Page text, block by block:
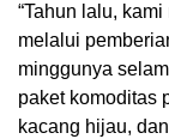
“Tahun lalu,
melalui
minggunya
paket komoditas
kacang hijau,